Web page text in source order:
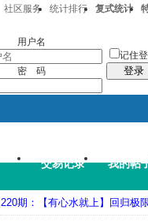
社区服务 统计排行 复式统计
用户名
密 码
记住
登录
交易记录 我的帖
220期：【有心水就上】回归极